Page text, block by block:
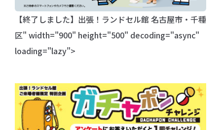
【終了しました】出張！ランドセル館 名古屋市・千種
区" width="900" height="500" decoding="async"
loading="lazy">